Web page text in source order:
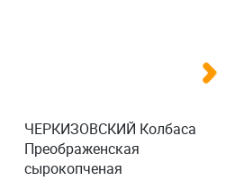
ЧЕРКИЗОВСКИЙ Колбаса
Преображенская
сырокопченая